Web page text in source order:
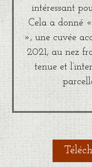
intéressant
Cela a donné
», une cuvée
2021, au nez
tenue et